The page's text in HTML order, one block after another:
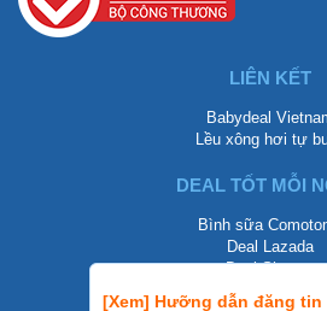
[Xem] Hưỡng dẫn đăng tin
LIÊN KẾT
Babydeal
Lều xông hơi tự
DEAL TỐT MỖI
Bình sữa
Deal Lazada
Deal Shopee